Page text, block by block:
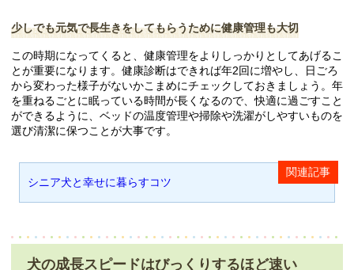
少しでも元気で長生きをしてもらうために健康管理も大切
この時期になってくると、健康管理をよりしっかりとしてあげるこ
とが重要になります。健康診断はできれば年2回に増やし、日ごろ
から変わった様子がないかこまめにチェックしておきましょう。年
を重ねるごとに眠っている時間が長くなるので、快適に過ごすこと
ができるように、ベッドの温度管理や掃除や洗濯がしやすいものを
選び清潔に保つことが大事です。
シニア犬と幸せに暮らすコツ
犬の成長スピードはびっくりするほど速い